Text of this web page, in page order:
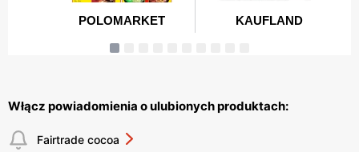
Włącz powiadomienia o ulubionych produktach:
Fairtrade cocoa